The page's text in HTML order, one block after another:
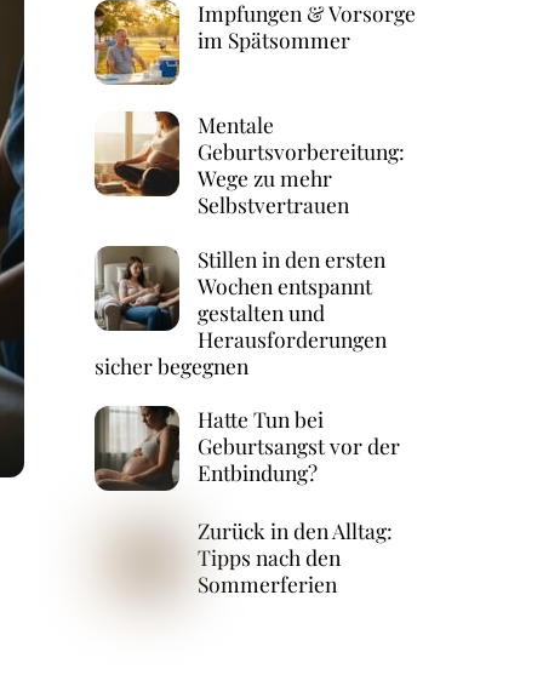
Impfungen & Vorsorge
im Spätsommer
Mentale
Geburtsvorbereitung:
Wege zu mehr
Selbstvertrauen
Stillen in den ersten
Wochen entspannt
gestalten und
Herausforderungen
sicher begegnen
Hatte Tun bei
Geburtsangst vor der
Entbindung?
Zurück in den Alltag:
Tipps nach den
Sommerferien